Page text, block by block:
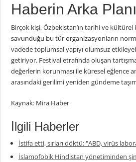
Haberin Arka Planı
Birçok kişi, Özbekistan’ın tarihi ve kültürel
savunduğu bu tür organizasyonların
vadede toplumsal yapıyı olumsuz
getiriyor. Festival etrafında oluşan
değerlerin korunması ile küresel eğlence
arasındaki gerilimi yeniden gündeme
Kaynak: Mira Haber
İlgili Haberler
İstifa etti, sırları döktü: "ABD, virüs
İslamofobik Hindistan yönetiminden